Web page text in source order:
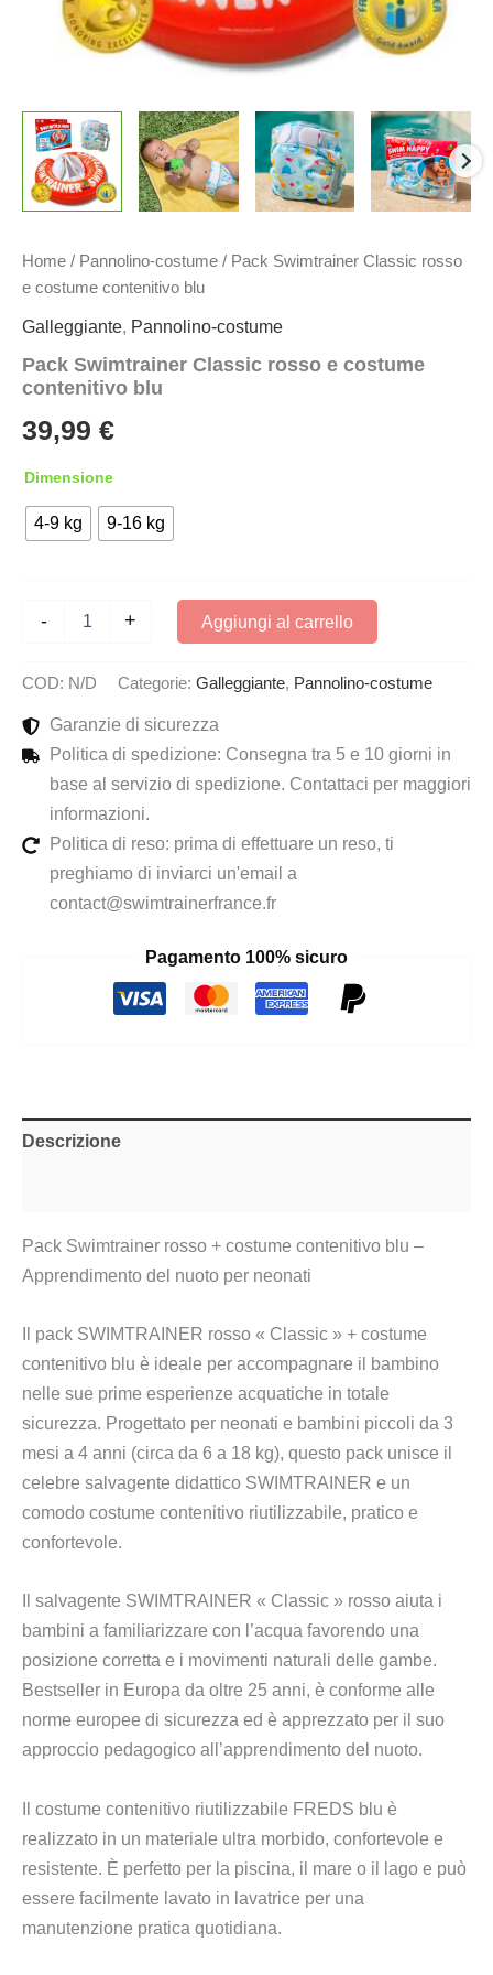
Home / Pannolino-costume / Pack Swimtrainer Classic rosso
e costume contenitivo blu
Galleggiante, Pannolino-costume
Pack Swimtrainer Classic rosso e costume
contenitivo blu
39,99 €
Dimensione
4-9 kg 9-16 kg
-
Swimtrainer
rosso
costume
contenitivo
blu
quantità
+ Aggiungi al carrello
COD: N/D Categorie: Galleggiante, Pannolino-costume
Garanzie di sicurezza
Politica di spedizione: Consegna tra 5 e 10 giorni in
base al servizio di spedizione. Contattaci per maggiori
informazioni.
Politica di reso: prima di effettuare un reso, ti
preghiamo di inviarci un'email a
contact@swimtrainerfrance.fr
Pagamento 100% sicuro
Descrizione
Pack Swimtrainer rosso + costume contenitivo blu –
Apprendimento del nuoto per neonati
Il pack SWIMTRAINER rosso « Classic » + costume
contenitivo blu è ideale per accompagnare il bambino
nelle sue prime esperienze acquatiche in totale
sicurezza. Progettato per neonati e bambini piccoli da 3
mesi a 4 anni (circa da 6 a 18 kg), questo pack unisce il
celebre salvagente didattico SWIMTRAINER e un
comodo costume contenitivo riutilizzabile, pratico e
confortevole.
Il salvagente SWIMTRAINER « Classic » rosso aiuta i
bambini a familiarizzare con l’acqua favorendo una
posizione corretta e i movimenti naturali delle gambe.
Bestseller in Europa da oltre 25 anni, è conforme alle
norme europee di sicurezza ed è apprezzato per il suo
approccio pedagogico all’apprendimento del nuoto.
Il costume contenitivo riutilizzabile FREDS blu è
realizzato in un materiale ultra morbido, confortevole e
resistente. È perfetto per la piscina, il mare o il lago e può
essere facilmente lavato in lavatrice per una
manutenzione pratica quotidiana.